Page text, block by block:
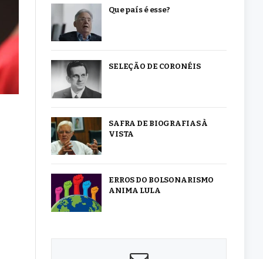
Que país é esse?
SELEÇÃO DE CORONÉIS
SAFRA DE BIOGRAFIAS À
VISTA
ERROS DO BOLSONARISMO
ANIMA LULA